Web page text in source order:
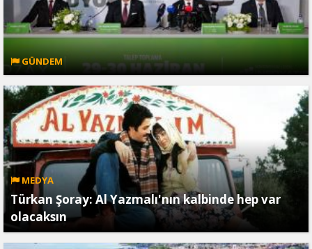
GÜNDEM
MEDYA
Türkan Şoray: Al Yazmalı'nın kalbinde hep var
olacaksın